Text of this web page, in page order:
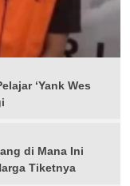
‘Yank Wes
di Mana Ini
Tiketnya